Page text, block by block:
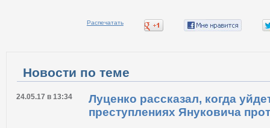
Распечатать
Новости по теме
24.05.17 в 13:34
Луценко рассказал, когда
преступлениях Януковича